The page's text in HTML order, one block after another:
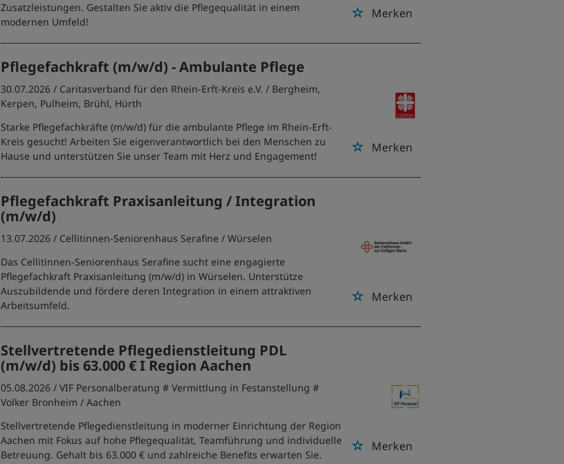
Merken
Zusatzleistungen. Gestalten Sie aktiv die Pflegequalität in einem
modernen Umfeld!
Pflegefachkraft (m/w/d) - Ambulante Pflege
Merken
30.07.2026 / Caritasverband für den Rhein-Erft-Kreis e.V. / Bergheim,
Kerpen, Pulheim, Brühl, Hürth
Starke Pflegefachkräfte (m/w/d) für die ambulante Pflege im Rhein-Erft-
Kreis gesucht! Arbeiten Sie eigenverantwortlich bei den Menschen zu
Hause und unterstützen Sie unser Team mit Herz und Engagement!
Pflegefachkraft Praxisanleitung / Integration
(m/w/d)
Merken
13.07.2026 / Cellitinnen-Seniorenhaus Serafine / Würselen
Das Cellitinnen-Seniorenhaus Serafine sucht eine engagierte
Pflegefachkraft Praxisanleitung (m/w/d) in Würselen. Unterstütze
Auszubildende und fördere deren Integration in einem attraktiven
Arbeitsumfeld.
Stellvertretende Pflegedienstleitung PDL
(m/w/d) bis 63.000 € I Region Aachen
Merken
05.08.2026 /VIF Personalberatung # Vermittlung in Festanstellung #
Volker Bronheim / Aachen
Stellvertretende Pflegedienstleitung in moderner Einrichtung der Region
Aachen mit Fokus auf hohe Pflegequalität, Teamführung und individuelle
Betreuung. Gehalt bis 63.000 € und zahlreiche Benefits erwarten Sie.